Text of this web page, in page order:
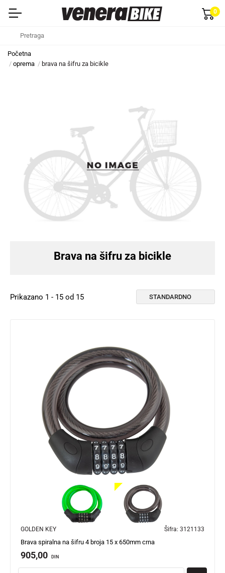
0
Početna
oprema
brava na šifru za bicikle
Brava na šifru za bicikle
Prikazano 1 - 15 od 15
GOLDEN KEY Šifra: 3121133
Brava spiralna na šifru 4 broja 15 x 650mm crna
905,00 DIN